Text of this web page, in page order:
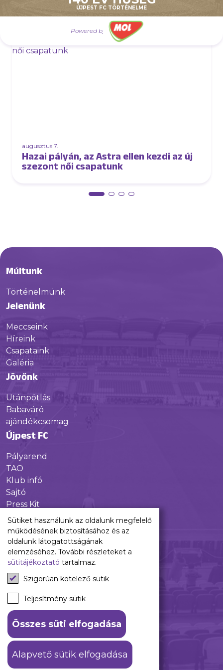
ÚJPEST FC TÖRTÉNELME
Powered by
augusztus 7.
Hazai pályán, az Astra ellen kezdi az új
szezont női csapatunk
Múltunk
Történelmünk
Jelenünk
Meccseink
Híreink
Csapataink
Galéria
Jövőnk
Utánpótlás
Babaváró
ajándékcsomag
Újpest FC
Pályarend
TAO
Klub infó
Sajtó
Press Kit
Újpest FC Shop
Digitális felületeink
Facebook
Instagram
Tiktok
Youtube
Spotify
ÁSZF
Adatkezelési tájékoztató
© 2026 Újpest FC. #hajrálilák
Sütiket használunk az oldalunk megfelelő
működésének biztosításához és az
oldalunk látogatottságának
elemzéséhez. További részleteket a
sütitájékoztató tartalmaz.
Szigorúan kötelező sütik
Teljesítmény sütik
Összes süti elfogadása
Alapvető sütik elfogadása